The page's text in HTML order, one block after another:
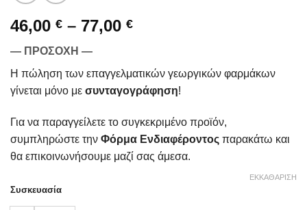
46,00 € – 77,00 €Price
through
77,00 €
— ΠΡΟΣΟΧΗ —
Η πώληση των επαγγελματικών γεωργικών φαρμάκων
γίνεται μόνο με συνταγογράφηση!
Για να παραγγείλετε το συγκεκριμένο προϊόν,
συμπληρώστε την Φόρμα Ενδιαφέροντος παρακάτω και
θα επικοινωνήσουμε μαζί σας άμεσα.
Συσκευασία
ΕΚΚΑΘΆΡΙΣΗ